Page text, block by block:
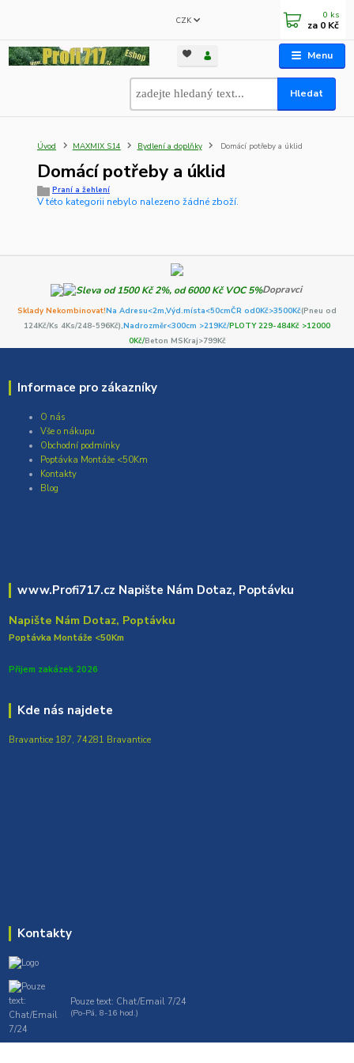
Menu
CZK
Hledat
0 ks
za 0 Kč
Úvod MAXMIX S14 Bydlení a doplňky Domácí potřeby a úklid
Domácí potřeby a úklid
Praní a žehlení
V této kategorii nebylo nalezeno žádné zboží.
Dopravci
Sklady Nekombinovat!Na Adresu<2m,Výd.místa<50cmČR od0Kč>3500Kč(Pneu od
124Kč/Ks 4Ks/248-596Kč),Nadrozměr<300cm >219Kč/PLOTY 229-484Kč >12000
0Kč/Beton MSKraj>799Kč
Informace pro zákazníky
O nás
Vše o nákupu
Obchodní podmínky
Poptávka Montáže <50Km
Kontakty
Blog
www.Profi717.cz Napište Nám Dotaz, Poptávku
Napište Nám Dotaz, Poptávku
Poptávka Montáže <50Km
Přijem zakázek 2026
Kde nás najdete
Bravantice 187, 74281 Bravantice
Kontakty
Pouze text: Chat/Email 7/24
(Po-Pá, 8-16 hod.)